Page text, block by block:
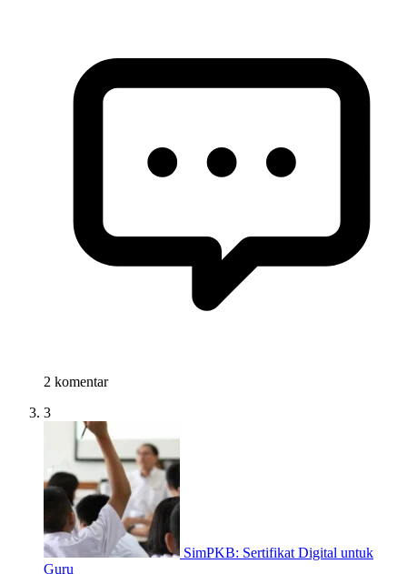
2 komentar
3
SimPKB: Sertifikat Digital untuk
Guru